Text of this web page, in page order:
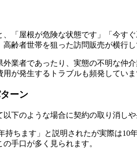
「屋根が危険な状態です」「今す
齢者世帯を狙った訪問販売が横行
業者であったり、実態の不明な仲
が発生するトラブルも頻発していま
ーン
下のような場合に契約の取り消しや
持ちます」と説明されたが実際は
手口が多く見られます。